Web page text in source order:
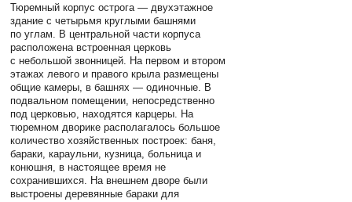
Тюремный корпус острога — двухэтажное
здание с четырьмя круглыми башнями
по углам. В центральной части корпуса
расположена встроенная церковь
с небольшой звонницей. На первом и втором
этажах левого и правого крыла размещены
общие камеры, в башнях — одиночные. В
подвальном помещении, непосредственно
под церковью, находятся карцеры. На
тюремном дворике располагалось большое
количество хозяйственных построек: баня,
бараки, караульни, кузница, больница и
конюшня, в настоящее время не
сохранившихся. На внешнем дворе были
выстроены деревянные бараки для